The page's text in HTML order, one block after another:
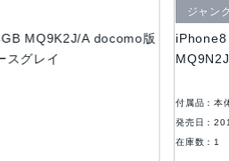
IPSテクノロジー搭載5.5インチ
LCD Multi‑Touchディスプレイ1,
度、401ppi1,300:1コントラスト
カメラ（広角と望遠）
MQ9K2J/A docomo版
スグレイ
iPhone8
ジャン
付属品：本
発売日：
在庫数：1